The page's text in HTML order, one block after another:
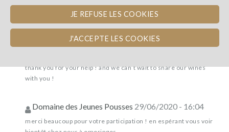
JE REFUSE LES COOKIES
J'ACCEPTE LES COOKIES
nouveau commentaire
thank you for your help ! and we can’t wait to share our wines
with you !
Domaine des Jeunes Pousses 29/06/2020 - 16:04
merci beaucoup pour votre participation ! en espérant vous voir